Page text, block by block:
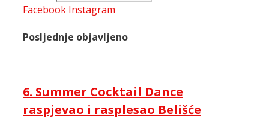
Facebook Instagram
Posljednje objavljeno
6. Summer Cocktail Dance
raspjevao i rasplesao Belišće